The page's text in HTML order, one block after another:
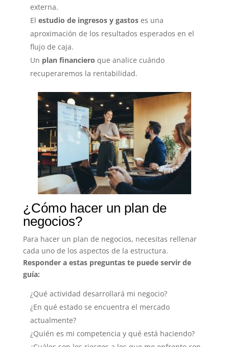
externa.
El estudio de ingresos y gastoses una
aproximación de los resultados esperados en el
flujo de caja.
Un plan financiero que analice cuándo
recuperaremos la rentabilidad.
¿Cómo hacer un plan de
negocios?
Para hacer un plan de negocios, necesitas rellenar
cada uno de los aspectos de la estructura.
Responder a estas preguntas te puede servir de
guía:
¿Qué actividad desarrollará mi negocio?
¿En qué estado se encuentra el mercado
actualmente?
¿Quién es mi competencia y qué está haciendo?